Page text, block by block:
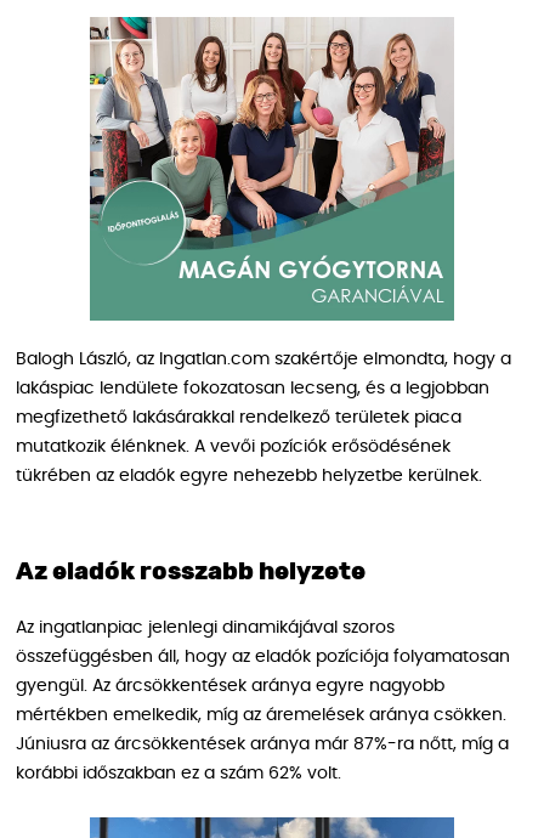
Balogh László, az Ingatlan.com szakértője elmondta, hogy a
lakáspiac lendülete fokozatosan lecseng, és a legjobban
megfizethető lakásárakkal rendelkező területek piaca
mutatkozik élénknek. A vevői pozíciók erősödésének
tükrében az eladók egyre nehezebb helyzetbe kerülnek.
Az eladók rosszabb helyzete
Az ingatlanpiac jelenlegi dinamikájával szoros
összefüggésben áll, hogy az eladók pozíciója folyamatosan
gyengül. Az árcsökkentések aránya egyre nagyobb
mértékben emelkedik, míg az áremelések aránya csökken.
Júniusra az árcsökkentések aránya már 87%-ra nőtt, míg a
korábbi időszakban ez a szám 62% volt.